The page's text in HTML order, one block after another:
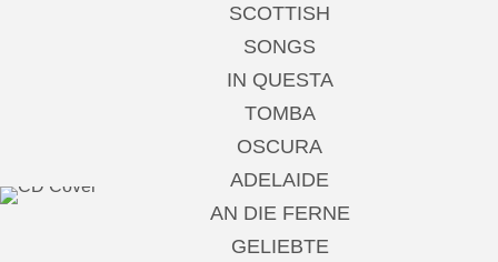
SCOTTISH
SONGS
IN QUESTA
TOMBA
OSCURA
ADELAIDE
AN DIE FERNE
GELIEBTE